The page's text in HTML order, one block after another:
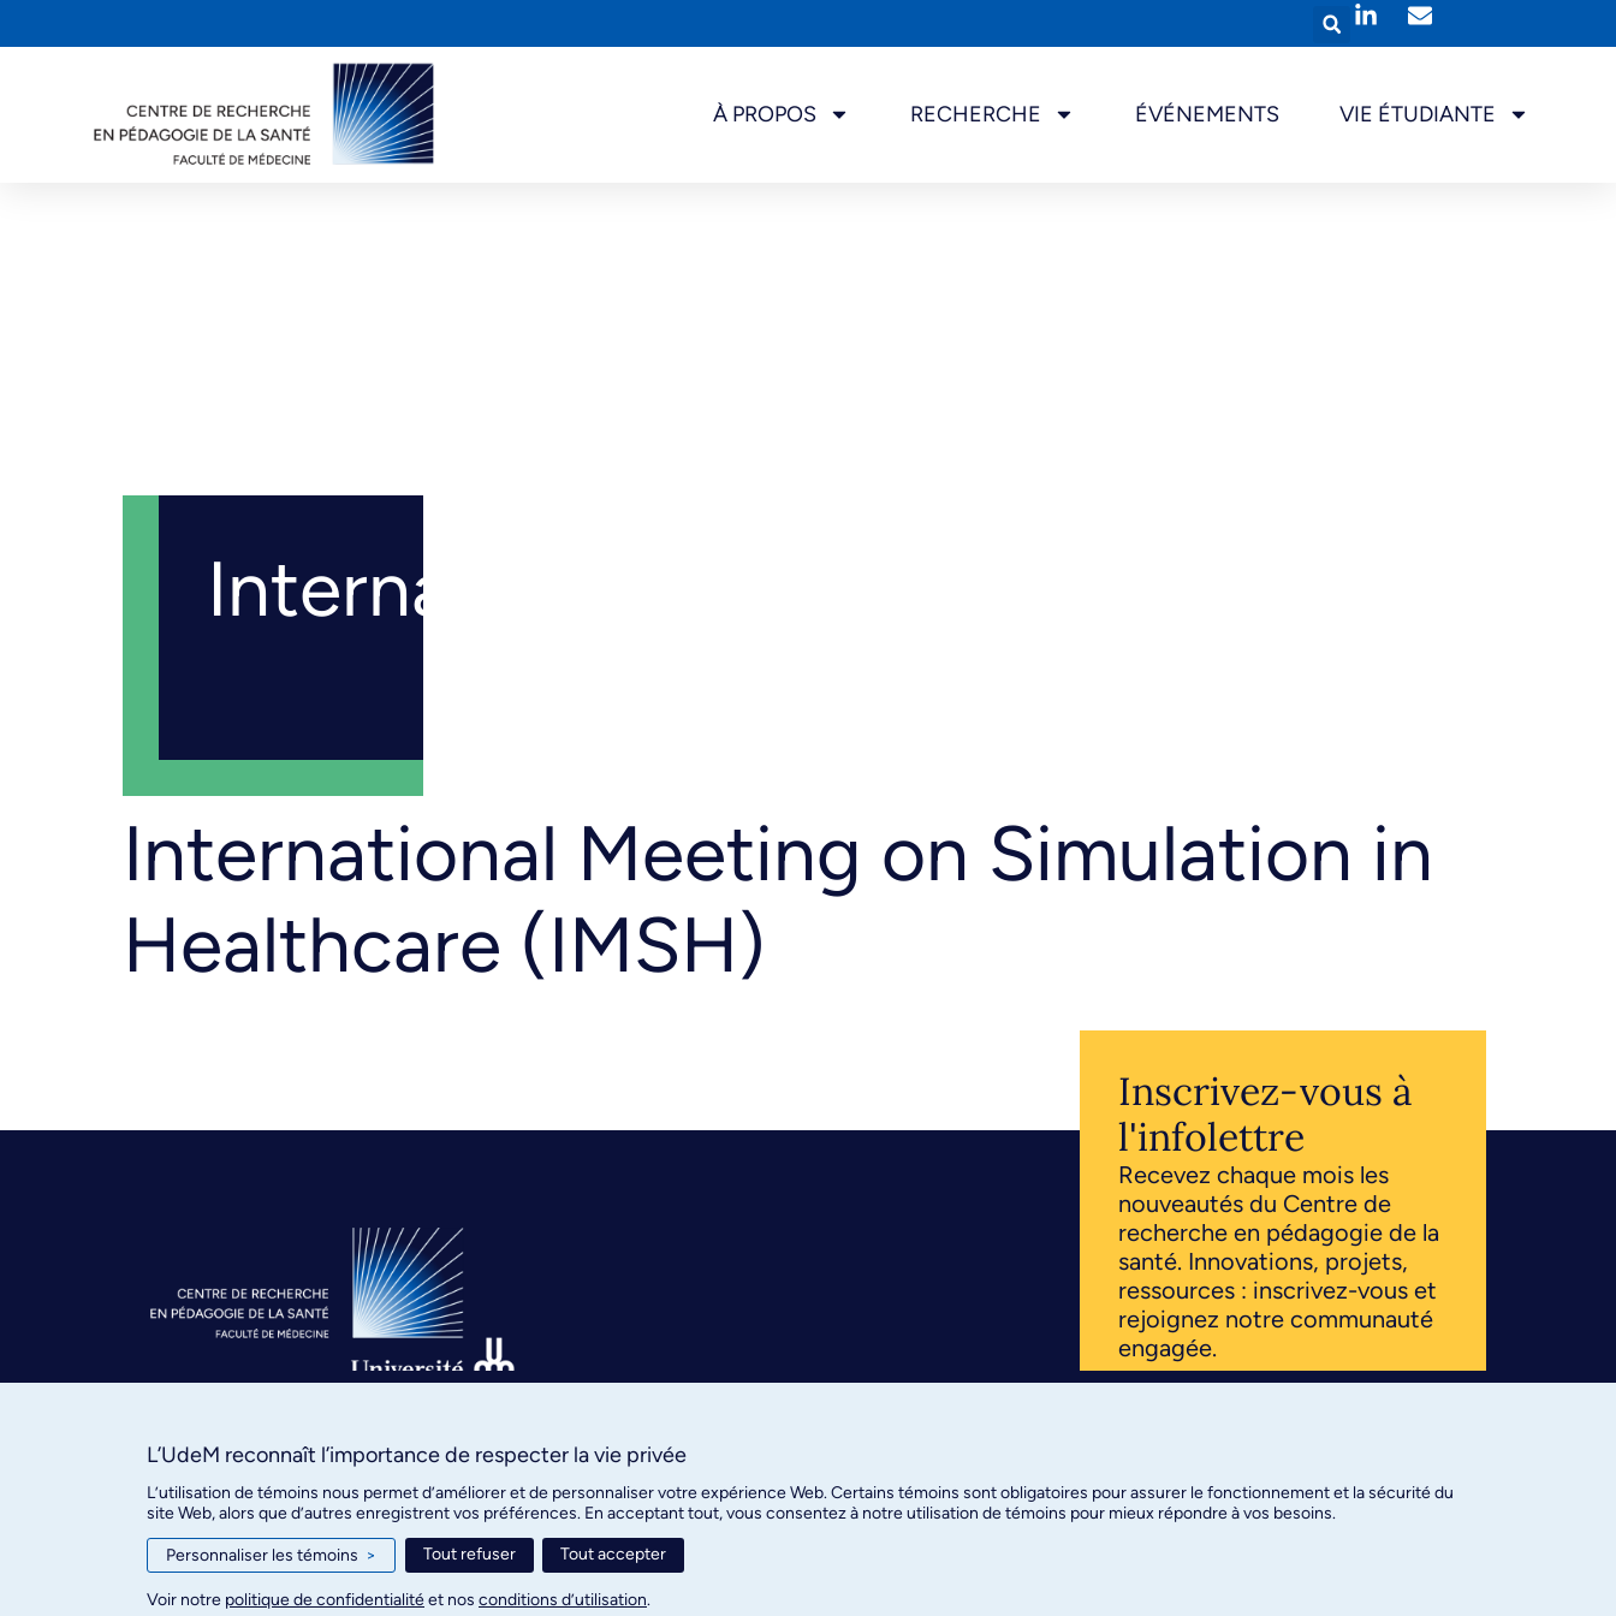
À PROPOS RECHERCHE ÉVÉNEMENTS VIE ÉTUDIANTE
International Meeting on Simulation in
International Meeting on Simulation in
Healthcare (IMSH)
Inscrivez-vous à
l'infolettre
Recevez chaque mois les
nouveautés du Centre de
recherche en pédagogie de la
santé. Innovations, projets,
ressources : inscrivez-vous et
rejoignez notre communauté
engagée.
Centre de recherche en pédagogie de la santé © 2026
L’UdeM reconnaît l’importance de respecter la vie privée
L’utilisation de témoins nous permet d’améliorer et de personnaliser votre expérience Web. Certains témoins sont obligatoires pour assurer le fonctionnement et la sécurité du
site Web, alors que d’autres enregistrent vos préférences. En acceptant tout, vous consentez à notre utilisation de témoins pour mieux répondre à vos besoins.
Personnaliser les témoins > Tout refuser Tout accepter
Voir notre politique de confidentialitéet nos conditions d’utilisation.